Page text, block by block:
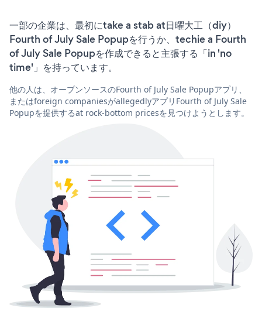
一部の企業は、最初にtake a stab at日曜大工（diy）
Fourth of July Sale Popupを行うか、techie a Fourth
of July Sale Popupを作成できると主張する「in 'no
time'」を持っています。
他の人は、オープンソースのFourth of July Sale Popupアプリ、
またはforeign companiesがallegedlyアプリFourth of July Sale
Popupを提供するat rock-bottom pricesを見つけようとします。